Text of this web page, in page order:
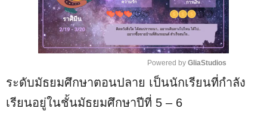
M
Powered by GliaStudios
ระดับมัธยมศึกษาตอนปลาย เป็นนักเรียนที่กำลัง
เรียนอยู่ในชั้นมัธยมศึกษาปีที่ 5 – 6